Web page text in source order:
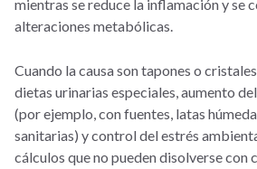
mientras se reduce la inflamación y se
alteraciones metabólicas.
Cuando la causa son tapones o
dietas urinarias especiales, aumento
(por ejemplo, con fuentes, latas
sanitarias) y control del estrés
cálculos que no pueden disolverse con